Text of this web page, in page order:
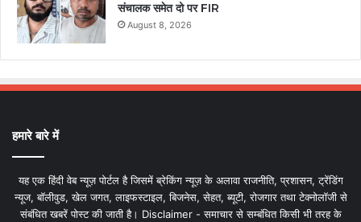
संचालक समेत दो पर FIR
August 8, 2026
हमारे बारे में
यह एक हिंदी वेब न्यूज़ पोर्टल है जिसमें ब्रेकिंग न्यूज़ के अलावा राजनीति, प्रशासन, ट्रेंडिंग
न्यूज, बॉलीवुड, खेल जगत, लाइफस्टाइल, बिजनेस, सेहत, ब्यूटी, रोजगार तथा टेक्नोलॉजी से
संबंधित खबरें पोस्ट की जाती है। Disclaimer - समाचार से सम्बंधित किसी भी तरह के